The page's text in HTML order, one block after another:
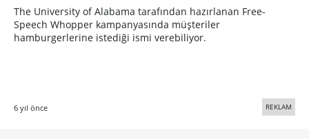
The University of Alabama tarafından hazırlanan Free-
Speech Whopper kampanyasında müşteriler
hamburgerlerine istediği ismi verebiliyor.
6 yıl önce REKLAM